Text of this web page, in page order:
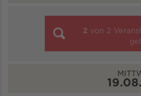
2 von 2